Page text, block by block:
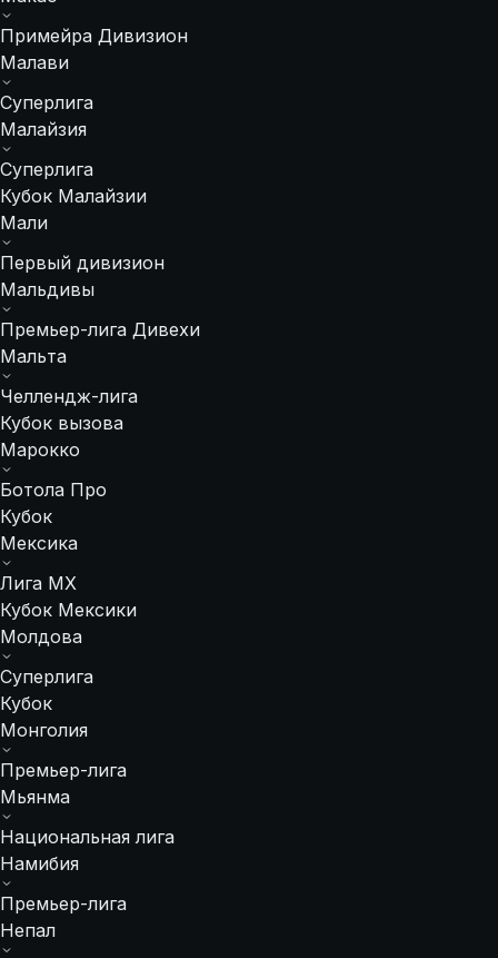
Примейра Дивизион
Малави
Суперлига
Малайзия
Суперлига
Кубок Малайзии
Мали
Первый дивизион
Мальдивы
Премьер-лига Дивехи
Мальта
Челлендж-лига
Кубок вызова
Марокко
Ботола Про
Кубок
Мексика
Лига МХ
Кубок Мексики
Молдова
Суперлига
Кубок
Монголия
Премьер-лига
Мьянма
Национальная лига
Намибия
Премьер-лига
Непал